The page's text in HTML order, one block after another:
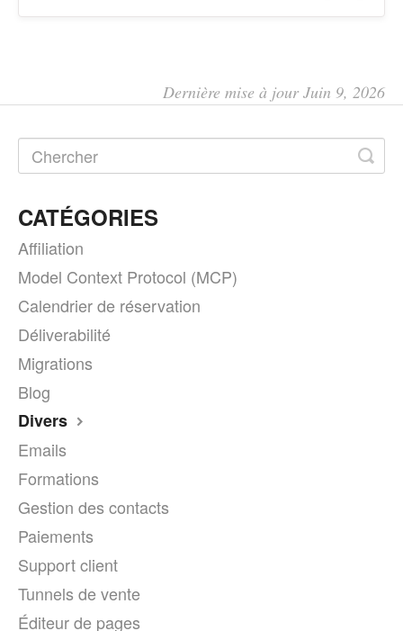
Dernière mise à jour Juin 9, 2026
CATÉGORIES
Affiliation
Model Context Protocol (MCP)
Calendrier de réservation
Déliverabilité
Migrations
Blog
Divers
Emails
Formations
Gestion des contacts
Paiements
Support client
Tunnels de vente
Éditeur de pages